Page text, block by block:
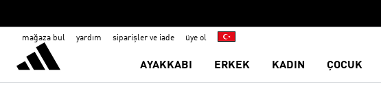
mağaza bul yardım siparişler ve iade üye ol
AYAKKABI ERKEK KADIN ÇOCUK